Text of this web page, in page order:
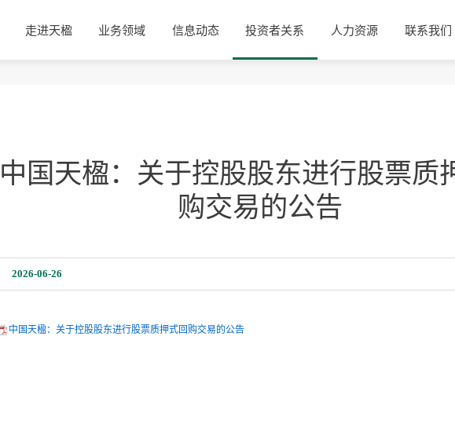
走进天楹 业务领域 信息动态 投资者关系 人力资源 联系我们
中国天楹：关于控股股东进行股票质
购交易的公告
2026-06-26
中国天楹：关于控股股东进行股票质押式回购交易的公告